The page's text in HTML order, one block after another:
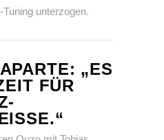
Tuning unterzogen.
„ES
FÜR